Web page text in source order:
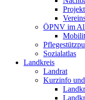
ÖPNV im
Sozialatlas
Landkreis
Landrat
Kurzinfo